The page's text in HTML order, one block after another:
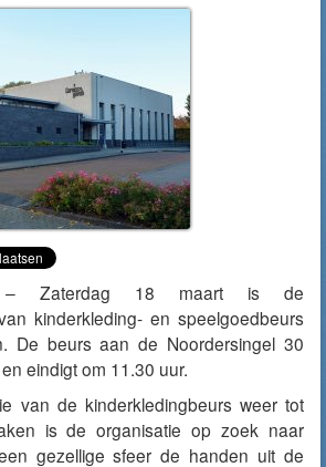
– Zaterdag 18 maart is de
kinderkleding- en speelgoedbeurs
De beurs aan de Noordersingel 30
eindigt om 11.30 uur.
van de kinderkledingbeurs weer tot
is de organisatie op zoek naar
gezellige sfeer de handen uit de